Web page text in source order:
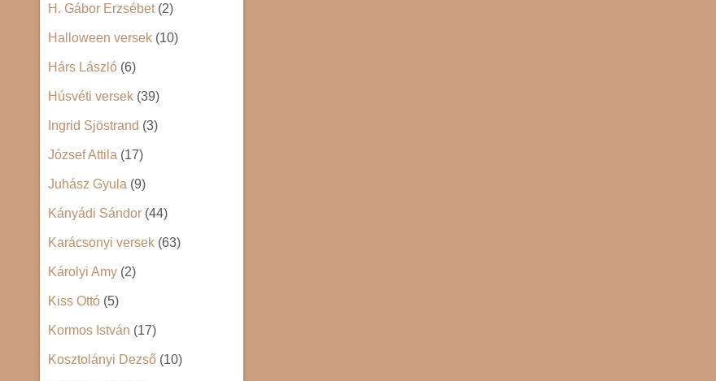
H. Gábor Erzsébet(2)
Halloween versek (10)
Hárs László (6)
Húsvéti versek (39)
Ingrid Sjöstrand (3)
József Attila (17)
Juhász Gyula (9)
Kányádi Sándor (44)
Karácsonyi versek (63)
Károlyi Amy (2)
Kiss Ottó (5)
Kormos István (17)
Kosztolányi Dezső (10)